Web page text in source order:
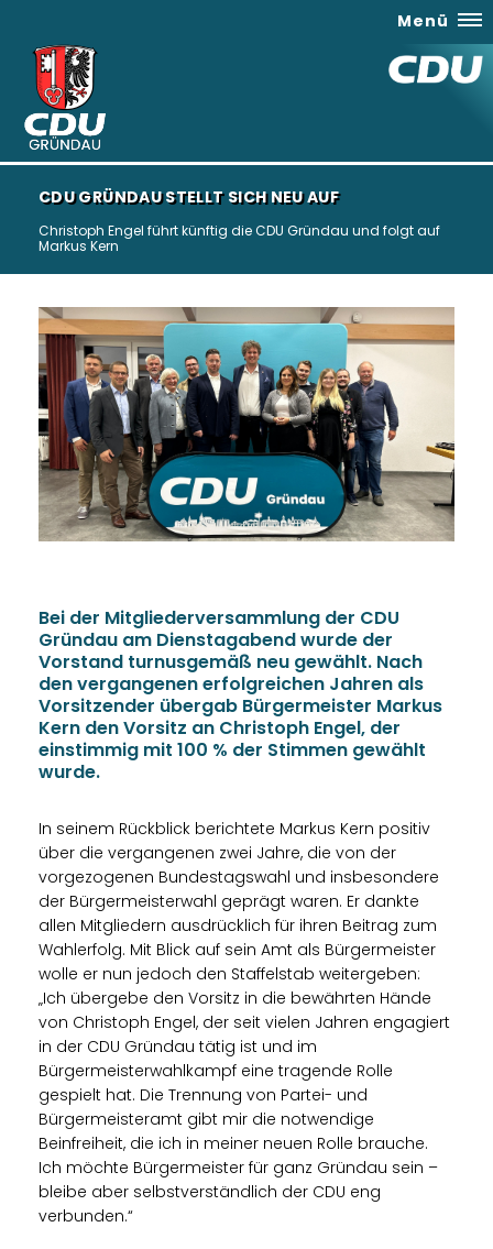
Menü
CDU GRÜNDAU STELLT SICH NEU AUF
Christoph Engel führt künftig die CDU Gründau und folgt auf
Markus Kern
Bei der Mitgliederversammlung der CDU
Gründau am Dienstagabend wurde der
Vorstand turnusgemäß neu gewählt. Nach
den vergangenen erfolgreichen Jahren als
Vorsitzender übergab Bürgermeister Markus
Kern den Vorsitz an Christoph Engel, der
einstimmig mit 100 % der Stimmen gewählt
wurde.
In seinem Rückblick berichtete Markus Kern positiv
über die vergangenen zwei Jahre, die von der
vorgezogenen Bundestagswahl und insbesondere
der Bürgermeisterwahl geprägt waren. Er dankte
allen Mitgliedern ausdrücklich für ihren Beitrag zum
Wahlerfolg. Mit Blick auf sein Amt als Bürgermeister
wolle er nun jedoch den Staffelstab weitergeben:
Ich übergebe den Vorsitz in die bewährten Hände
von Christoph Engel, der seit vielen Jahren engagiert
in der CDU Gründau tätig ist und im
Bürgermeisterwahlkampf eine tragende Rolle
gespielt hat. Die Trennung von Partei- und
Bürgermeisteramt gibt mir die notwendige
Beinfreiheit, die ich in meiner neuen Rolle brauche.
Ich möchte Bürgermeister für ganz Gründau sein –
bleibe aber selbstverständlich der CDU eng
verbunden.“